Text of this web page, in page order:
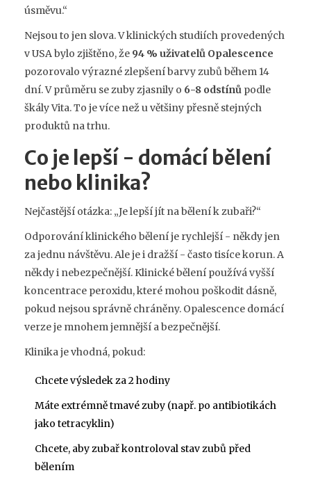
úsměvu.“
Nejsou to jen slova. V klinických studiích provedených
v USA bylo zjištěno, že 94 % uživatelů Opalescence
pozorovalo výrazné zlepšení barvy zubů během 14
dní. V průměru se zuby zjasnily o 6-8 odstínů podle
škály Vita. To je více než u většiny přesně stejných
produktů na trhu.
Co je lepší - domácí bělení
nebo klinika?
Nejčastější otázka: „Je lepší jít na bělení k zubaři?“
Odporování klinického bělení je rychlejší - někdy jen
za jednu návštěvu. Ale je i dražší - často tisíce korun. A
někdy i nebezpečnější. Klinické bělení používá vyšší
koncentrace peroxidu, které mohou poškodit dásně,
pokud nejsou správně chráněny. Opalescence domácí
verze je mnohem jemnější a bezpečnější.
Klinika je vhodná, pokud:
Chcete výsledek za 2 hodiny
Máte extrémně tmavé zuby (např. po antibiotikách
jako tetracyklin)
Chcete, aby zubař kontroloval stav zubů před
bělením